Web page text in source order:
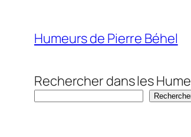
contenu
Humeurs de Pierre Béhel
Rechercher dans les